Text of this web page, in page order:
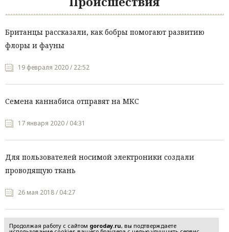
Британцы рассказали, как бобры помогают развитию
флоры и фауны
19 февраля 2020 / 22:52
Семена каннабиса отправят на МКС
17 января 2020 / 04:31
Для пользователей носимой электроники создали
проводящую ткань
26 мая 2018 / 04:27
Продолжая работу с сайтом goroday.ru, вы подтверждаете